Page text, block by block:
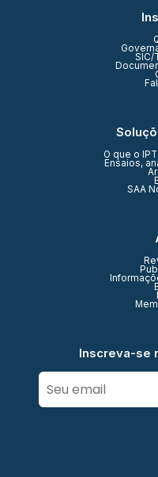
SIC/
O que o
Ensaios,
SAA
Inscreva-se